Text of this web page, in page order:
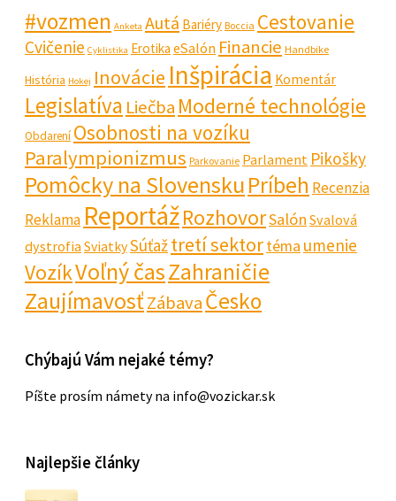
#vozmen Anketa Autá Bariéry Boccia Cestovanie
Cvičenie Cyklistika Erotika eSalón Financie Handbike
História Hokej Inovácie Inšpirácia Komentár
Legislatíva Liečba Moderné technológie
Obdarení Osobnosti na vozíku
Paralympionizmus Parkovanie Parlament Pikošky
Pomôcky na SlovenskuPríbeh Recenzia
Reklama ReportážRozhovorSalón Svalová
dystrofiaSviatkySúťažtretí sektortéma umenie
VozíkVoľný časZahraničie
ZaujímavosťZábavaČesko
Chýbajú Vám nejaké témy?
Píšte prosím námety na info@vozickar.sk
Najlepšie články